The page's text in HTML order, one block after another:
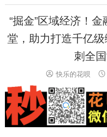
“掘金”区域经济！
堂，助力打造千亿
刺全
 快乐的花呗 